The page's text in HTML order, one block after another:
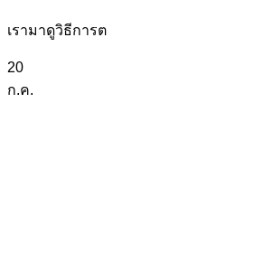
เรามาดูวิธีการต
20
ก.ค.